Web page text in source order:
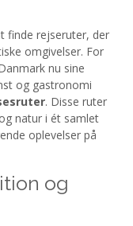
finde rejseruter, der
omgivelser. For
nu sine
og gastronomi
. Disse ruter
natur i ét samlet
oplevelser på
og